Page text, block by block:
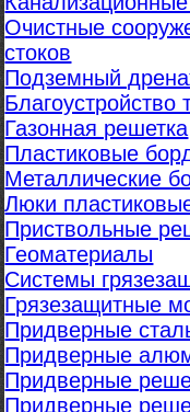
Очистные
стоков
Подземный
Благоустройство
Газонная решетка
Пластиковые
Металлические
Люки
Приствольные
Геоматериалы
Системы
Грязезащитные
Придверные
Придверные
Придверные
Придверные